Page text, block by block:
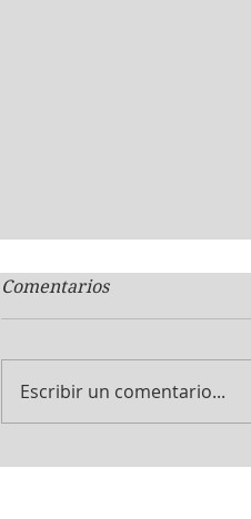
¡Plan amigo Cuhidaté!
Comentarios
Escribir un comentario...